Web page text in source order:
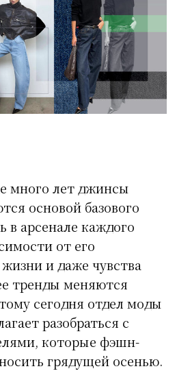
много лет джинсы
основой базового
в арсенале каждого
от его
и даже чувства
тренды меняются
сегодня отдел моды
разобраться с
которые фэшн-
грядущей осенью.